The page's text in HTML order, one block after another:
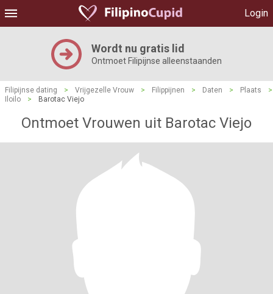
Login
Wordt nu gratis lid
Ontmoet Filipijnse alleenstaanden
Filipijnse dating > Vrijgezelle Vrouw > Filippijnen > Daten > Plaats
>
Iloilo
> Barotac Viejo
Ontmoet Vrouwen uit Barotac Viejo